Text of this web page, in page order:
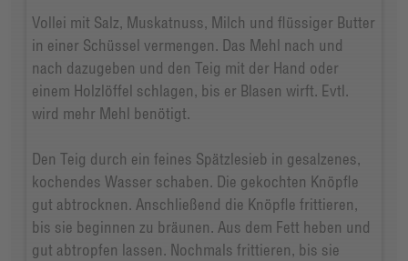
Vollei mit Salz, Muskatnuss, Milch und flüssiger Butter
in einer Schüssel vermengen. Das Mehl nach und
nach dazugeben und den Teig mit der Hand oder
einem Holzlöffel schlagen, bis er Blasen wirft. Evtl.
wird mehr Mehl benötigt.
Den Teig durch ein feines Spätzlesieb in gesalzenes,
kochendes Wasser schaben. Die gekochten Knöpfle
gut abtrocknen. Anschließend die Knöpfle frittieren,
bis sie beginnen zu bräunen. Aus dem Fett heben und
gut abtropfen lassen. Nochmals frittieren, bis sie